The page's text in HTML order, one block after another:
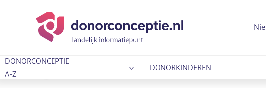
DONORCONCEPTIE
A-Z
DONORKINDEREN